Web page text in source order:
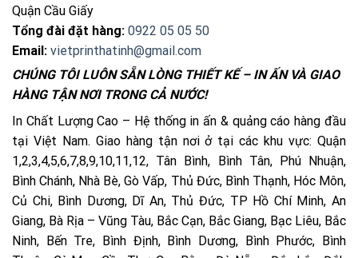
Quận Cầu Giấy
Tổng đài đặt hàng: 0922 05 05 50
Email: vietprinthatinh@gmail.com
CHÚNG TÔI LUÔN SẴN LÒNG THIẾT KẾ – IN ẤN VÀ GIAO
HÀNG TẬN NƠI TRONG CẢ NƯỚC!
In Chất Lượng Cao – Hệ thống in ấn & quảng cáo hàng đầu
tại Việt Nam. Giao hàng tận nơi ở tại các khu vực: Quận
1,2,3,4,5,6,7,8,9,10,11,12, Tân Bình, Bình Tân, Phú Nhuận,
Bình Chánh, Nhà Bè, Gò Vấp, Thủ Đức, Bình Thạnh, Hóc Môn,
Củ Chi, Bình Dương, Dĩ An, Thủ Đức, TP Hồ Chí Minh, An
Giang, Bà Rịa – Vũng Tàu, Bắc Cạn, Bắc Giang, Bạc Liêu, Bắc
Ninh, Bến Tre, Bình Định, Bình Dương, Bình Phước, Bình